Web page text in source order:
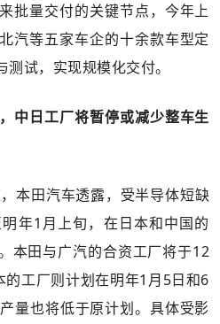
批量交付的关键节点，今年上
汽等五家车企的十余款车型定
试，实现规模化交付。
中日工厂将暂停或减少整车生
本田汽车透露，受半导体短缺
年1月上旬，在日本和中国的
本田与广汽的合资工厂将于12
工厂则计划在明年1月5日和6
量也将低于原计划。具体受影